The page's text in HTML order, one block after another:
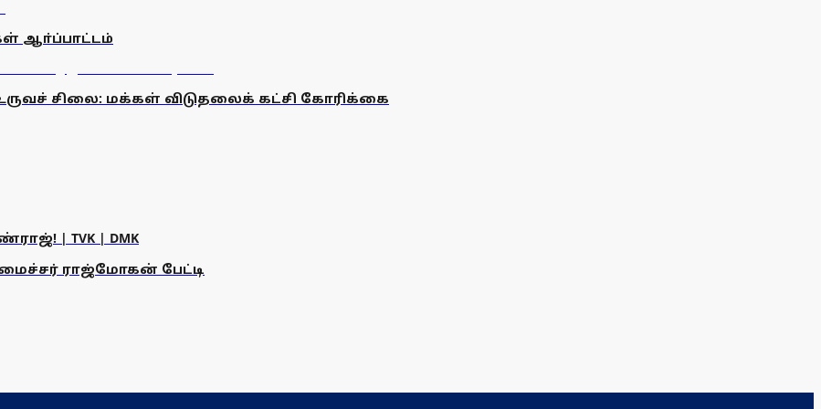
ஆா்ப்பாட்டம்
உருவச் சிலை: மக்கள் விடுதலைக் கட்சி கோரிக்கை
| TVK | DMK
அமைச்சர் ராஜ்மோகன் பேட்டி